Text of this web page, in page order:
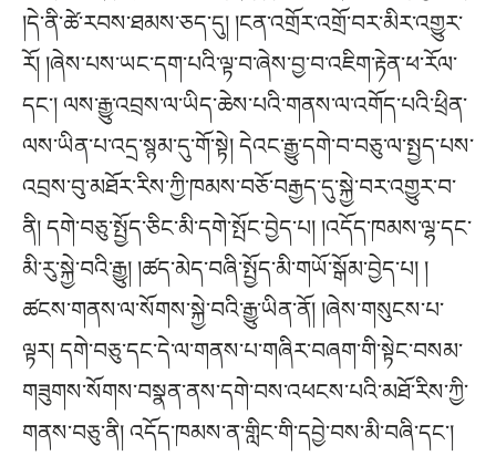
།དེ་ནི་ཚེ་རབས་ཐམས་ཅད་དུ། །ངན་འགྲོར་འགྲོ་བར་མིར་འགྱུར་
རོ། །ཞེས་པས་ཡང་དག་པའི་ལྟ་བ་ཞེས་བྱ་བ་འཇིག་རྟེན་ཕ་རོལ་
དང་། ལས་རྒྱུ་འབྲས་ལ་ཡིད་ཆེས་པའི་གནས་ལ་འགོད་པའི་ཕྲིན་
ལས་ཡིན་པ་འདྲ་སྙམ་དུ་གོ་སྟེ། དེའང་རྒྱུ་དགེ་བ་བཅུ་ལ་སྤྱད་པས་
འབྲས་བུ་མཐོར་རིས་ཀྱི་ཁམས་བཅོ་བརྒྱད་དུ་སྐྱེ་བར་འགྱུར་བ་
ནི། དགེ་བཅུ་སྤྱོད་ཅིང་མི་དགེ་སྤོང་བྱེད་པ། །འདོད་ཁམས་ལྷ་དང་
མི་རུ་སྐྱེ་བའི་རྒྱུ། །ཚད་མེད་བཞི་སྤྱོད་མི་གཡོ་སྒོམ་བྱེད་པ། །
ཚངས་གནས་ལ་སོགས་སྐྱེ་བའི་རྒྱུ་ཡིན་ནོ། །ཞེས་གསུངས་པ་
ལྟར། དགེ་བཅུ་དང་དེ་ལ་གནས་པ་གཞིར་བཞག་གི་སྟེང་བསམ་
གཟུགས་སོགས་བསྣན་ནས་དགེ་བས་འཕངས་པའི་མཐོ་རིས་ཀྱི་
གནས་བཅུ་ནི། འདོད་ཁམས་ན་གླིང་གི་དབྱེ་བས་མི་བཞི་དང་།